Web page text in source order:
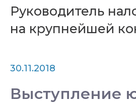
Руководитель
на крупнейшей
30.11.2018
Выступление